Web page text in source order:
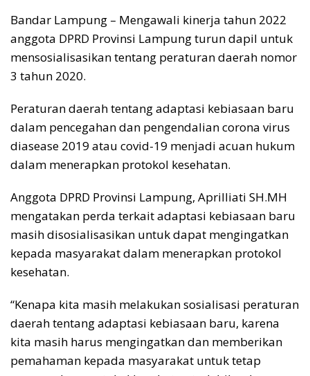
Bandar Lampung – Mengawali kinerja tahun 2022
anggota DPRD Provinsi Lampung turun dapil untuk
mensosialisasikan tentang peraturan daerah nomor
3 tahun 2020.
Peraturan daerah tentang adaptasi kebiasaan baru
dalam pencegahan dan pengendalian corona virus
diasease 2019 atau covid-19 menjadi acuan hukum
dalam menerapkan protokol kesehatan.
Anggota DPRD Provinsi Lampung, Aprilliati SH.MH
mengatakan perda terkait adaptasi kebiasaan baru
masih disosialisasikan untuk dapat mengingatkan
kepada masyarakat dalam menerapkan protokol
kesehatan.
“Kenapa kita masih melakukan sosialisasi peraturan
daerah tentang adaptasi kebiasaan baru, karena
kita masih harus mengingatkan dan memberikan
pemahaman kepada masyarakat untuk tetap